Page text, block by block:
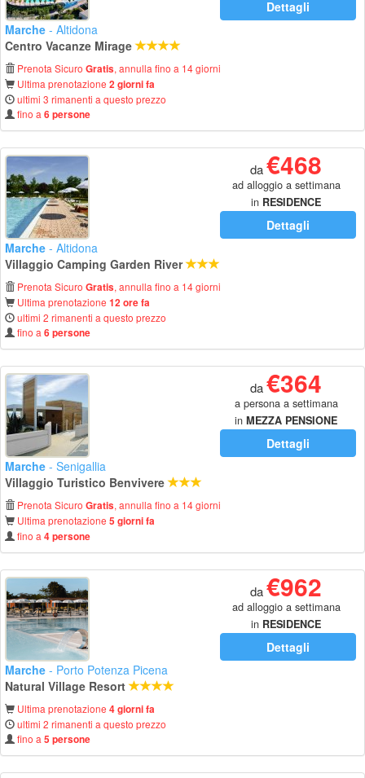
Dettagli
Marche - Altidona
Centro Vacanze Mirage
Prenota Sicuro Gratis, annulla fino a 14 giorni
Ultima prenotazione 2 giorni fa
ultimi 3 rimanenti a questo prezzo
fino a 6 persone
da€468
ad alloggio a settimana
in RESIDENCE
Dettagli
Marche - Altidona
Villaggio Camping Garden River
Prenota Sicuro Gratis, annulla fino a 14 giorni
Ultima prenotazione 12 ore fa
ultimi 2 rimanenti a questo prezzo
fino a 6 persone
da€364
a persona a settimana
in MEZZA PENSIONE
Dettagli
Marche - Senigallia
Villaggio Turistico Benvivere
Prenota Sicuro Gratis, annulla fino a 14 giorni
Ultima prenotazione 5 giorni fa
fino a 4 persone
da€962
ad alloggio a settimana
in RESIDENCE
Dettagli
Marche - Porto Potenza Picena
Natural Village Resort
Ultima prenotazione 4 giorni fa
ultimi 2 rimanenti a questo prezzo
fino a 5 persone